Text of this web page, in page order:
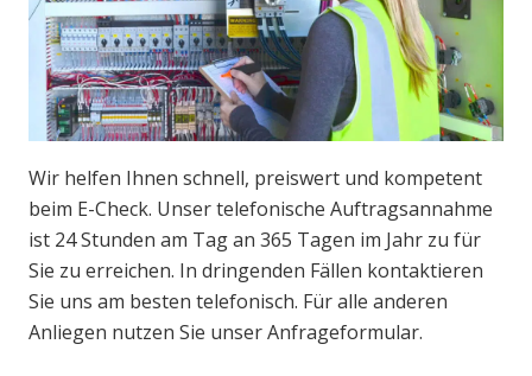
Wir helfen Ihnen schnell, preiswert und kompetent
beim E-Check. Unser telefonische Auftragsannahme
ist 24 Stunden am Tag an 365 Tagen im Jahr zu für
Sie zu erreichen. In dringenden Fällen kontaktieren
Sie uns am besten telefonisch. Für alle anderen
Anliegen nutzen Sie unser Anfrageformular.